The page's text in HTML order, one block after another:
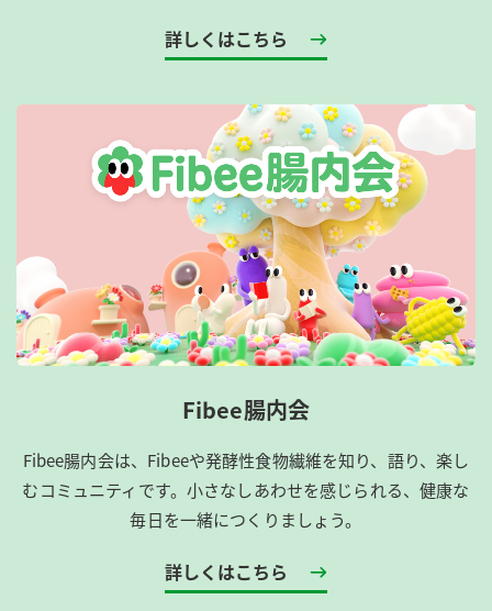
詳しくはこちら
Fibee腸内会
Fibee腸内会は、​Fibeeや発酵性食物繊維を知り、語り、楽し
むコミュニティです。​小さなしあわせを感じられる、健康な
毎日を一緒につくりましょう。
詳しくはこちら